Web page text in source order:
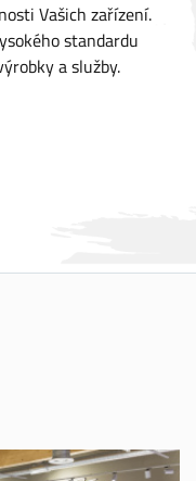
Vašich zařízení.
standardu
a služby.